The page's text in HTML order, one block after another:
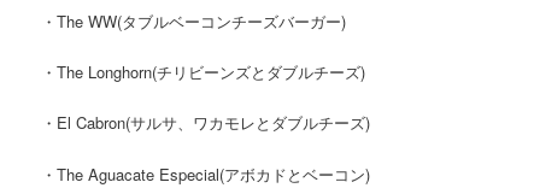
・The WW(タブルベーコンチーズバーガー)
・The Longhorn(チリビーンズとダブルチーズ)
・El Cabron(サルサ、ワカモレとダブルチーズ)
・The Aguacate Especial(アボカドとベーコン)